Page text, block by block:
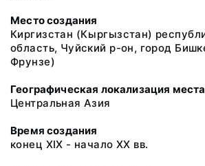
Место создания
Киргизстан (Кыргызстан)
область, Чуйский р-он, город
Фрунзе)
Географическая локализация
Центральная Азия
Время создания
конец XIX - начало XX вв.